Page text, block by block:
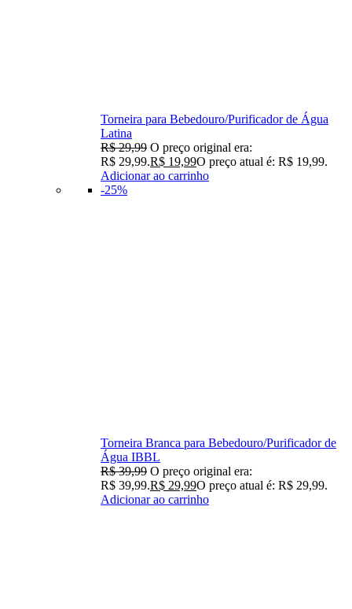
Torneira para Bebedouro/Purificador de Água
Latina
R$29,99 O preço original era:
R$ 29,99.R$ 19,99O preço atual é: R$ 19,99.
Adicionar ao carrinho
-25%
Torneira Branca para Bebedouro/Purificador de
Água IBBL
R$39,99 O preço original era:
R$ 39,99.R$ 29,99O preço atual é: R$ 29,99.
Adicionar ao carrinho